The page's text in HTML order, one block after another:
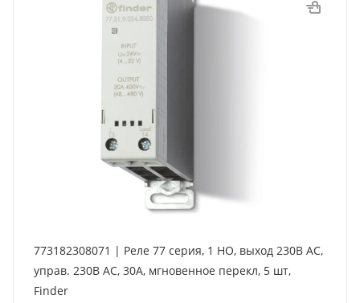
773182308071 | Реле 77 серия, 1 НО, выход 230В AC,
управ. 230В AC, 30A, мгновенное перекл, 5 шт,
Finder